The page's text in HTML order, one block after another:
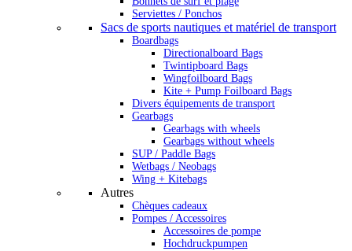
Serviettes / Ponchos
Sacs de sports nautiques et matériel de transport
Boardbags
Directionalboard Bags
Twintipboard Bags
Wingfoilboard Bags
Kite + Pump Foilboard Bags
Divers équipements de transport
Gearbags
Gearbags with wheels
Gearbags without wheels
SUP / Paddle Bags
Wetbags / Neobags
Wing + Kitebags
Autres
Chèques cadeaux
Pompes / Accessoires
Accessoires de pompe
Hochdruckpumpen